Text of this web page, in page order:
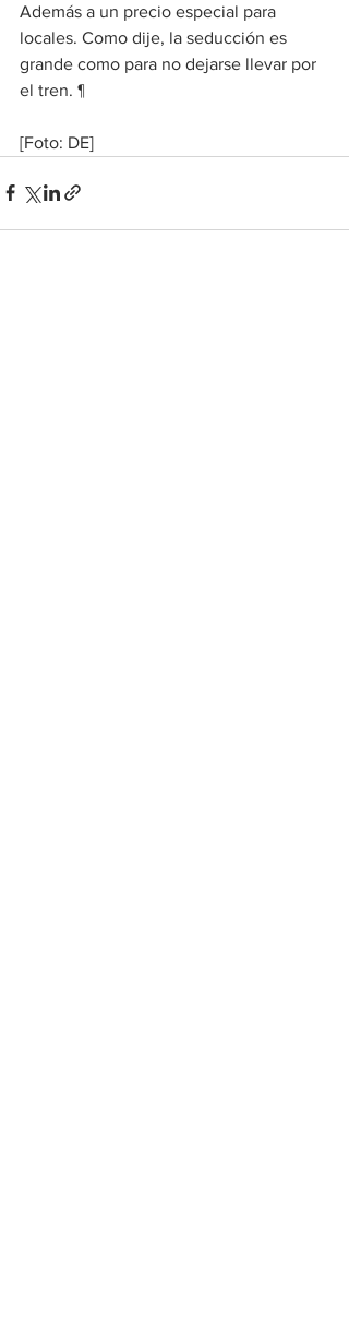
Además a un precio especial para
locales. Como dije, la seducción es
grande como para no dejarse llevar por
el tren. ¶
[Foto: DE]